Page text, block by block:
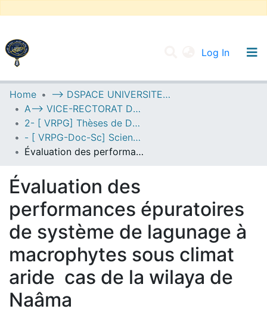
Log In
UNIVERSITY OF D.L SIDI BEL ABBES
Communities & Collections
All of DSpace
Statistics
Home
--> DSPACE UNIVERSITE DJILALLI LIABES DE SIDI BEL ABBES
A--> VICE-RECTORAT DE LA POST-GRADUATION
2- [ VRPG] Thèses de Doctorat en Sciences
- [ VRPG-Doc-Sc] Sciences de l'environnement --- علوم المحيط
Évaluation des performances épuratoires de système de lagunage à macrophytes sous climat aride cas de la wilaya de Naâma
Évaluation des
performances épuratoires
de système de lagunage à
macrophytes sous climat
aride cas de la wilaya de
Naâma